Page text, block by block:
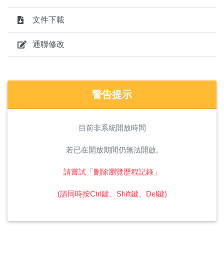
文件下載
通聯修改
警告提示
目前非系統開放時間
若已在開放期間仍無法開啟,
請嘗試「刪除瀏覽歷程記錄」
(請同時按Ctrl鍵、Shift鍵、Del鍵)